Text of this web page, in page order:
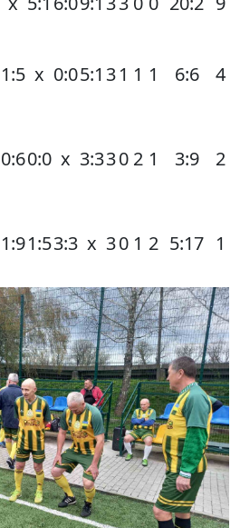
1:5 х 0:05:1 31 1 1 6:6 4
0:60:0 х 3:330 2 1 3:9 2
1:91:53:3 х 30 1 2 5:17 1